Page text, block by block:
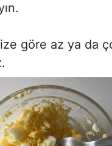
göre az ya da